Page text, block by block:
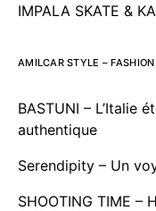
IMPALA SKATE &
AMILCAR STYLE –
BASTUNI – L’Italie
authentique
Serendipity – Un
SHOOTING TIME –